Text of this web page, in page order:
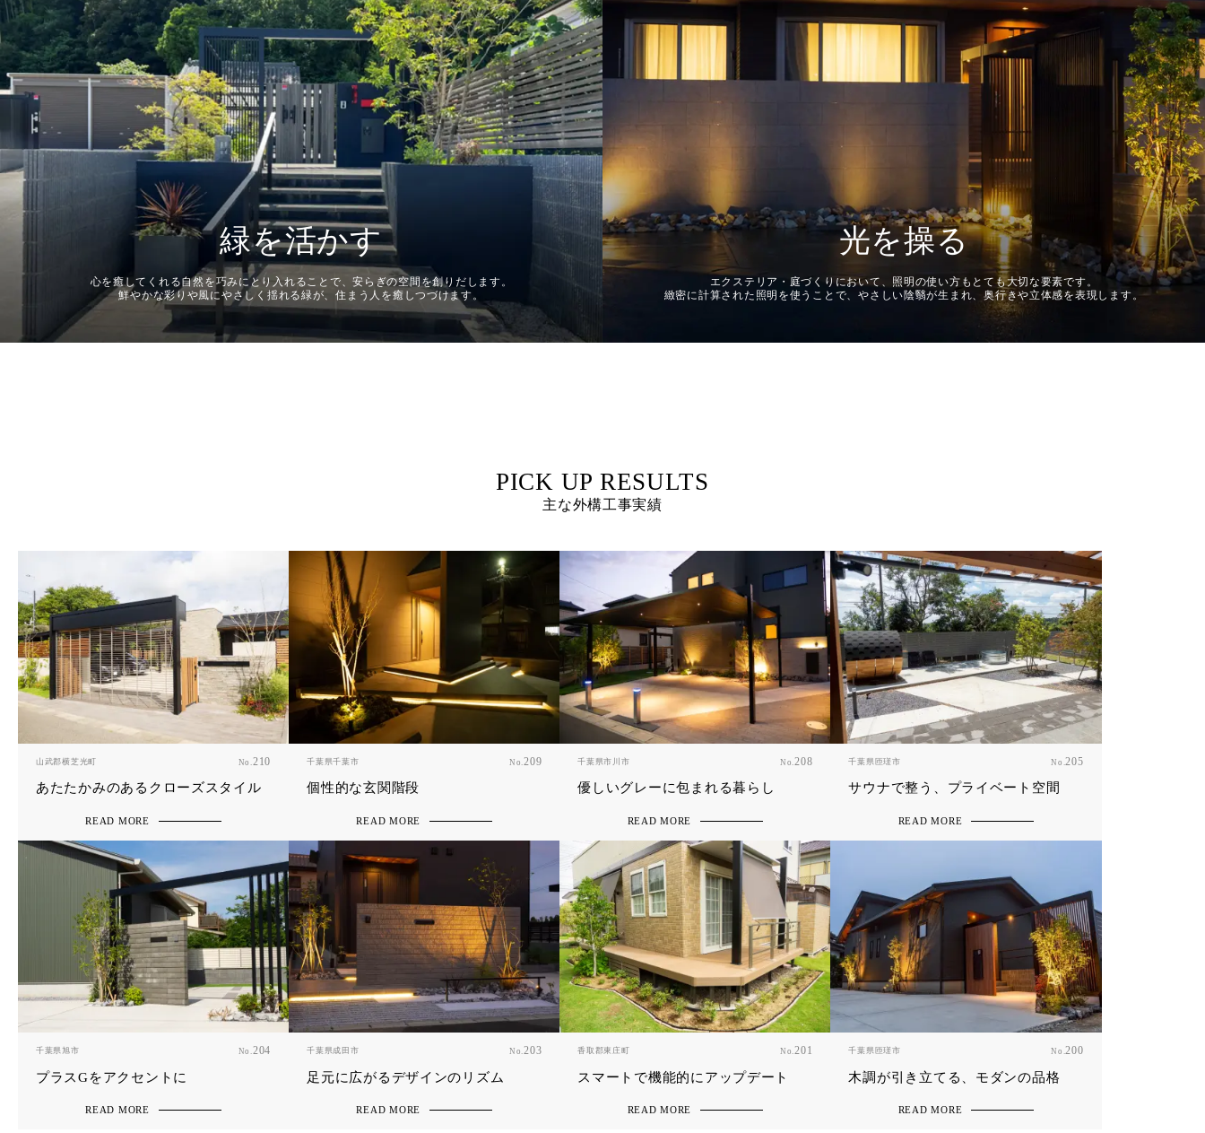
緑を活かす
心を癒してくれる自然を巧みにとり入れることで、安らぎの空間を創りだします。
鮮やかな彩りや風にやさしく揺れる緑が、住まう人を癒しつづけます。
光を操る
エクステリア・庭づくりにおいて、照明の使い方もとても大切な要素です。
緻密に計算された照明を使うことで、やさしい陰翳が生まれ、奥行きや立体感を表現します。
主な外構工事実績
山武郡横芝光町 No. 210
あたたかみのあるクローズスタイル
READ MORE
千葉県千葉市 No. 209
個性的な玄関階段
READ MORE
千葉県市川市 No. 208
優しいグレーに包まれる暮らし
READ MORE
千葉県匝瑳市 No. 205
サウナで整う、プライベート空間
READ MORE
千葉県旭市 No.204
プラスGをアクセントに
READ MORE
千葉県成田市 No.203
足元に広がるデザインのリズム
READ MORE
香取郡東庄町 No.201
スマートで機能的にアップデート
READ MORE
千葉県匝瑳市 No.200
木調が引き立てる、モダンの品格
READ MORE